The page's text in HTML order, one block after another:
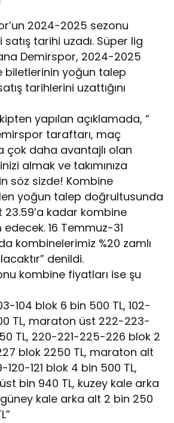
2024-2025 sezonu
tarihi uzadı. Süper lig
Demirspor, 2024-2025
biletlerinin yoğun talep
tarihlerini uzattığını
yapılan açıklamada, “
taraftarı, maç
çok daha avantajlı olan
almak ve takımınıza
söz sizde! Kombine
yoğun talep doğrultusunda
23.59’a kadar kombine
edecek. 16 Temmuz-31
kombinelerimiz %20 zamlı
denildi.
kombine fiyatları ise şu
104 blok 6 bin 500 TL, 102-
TL, maraton üst 222-223-
TL, 220-221-225-226 blok 2
blok 2250 TL, maraton alt
120-121 blok 4 bin 500 TL,
bin 940 TL, kuzey kale arka
kale arka alt 2 bin 250